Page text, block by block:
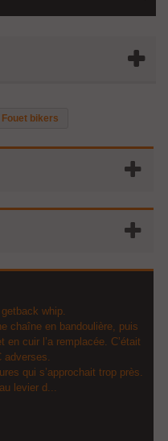
Fouet bikers
whip.
chaîne en bandoulière, puis
cuir l’a remplacée. C’était
adverses.
qui s’approchait trop près.
levier d...